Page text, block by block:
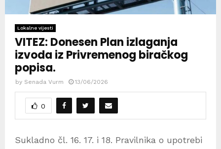
Lokalne vijesti
VITEZ: Donesen Plan izlaganja
izvoda iz Privremenog biračkog
popisa.
by Senada Vurm 13/06/2026
0
Sukladno čl. 16. 17. i 18. Pravilnika o upotrebi